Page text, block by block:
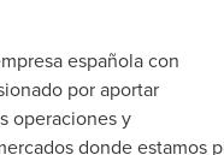
española con
por aportar
operaciones y
donde estamos